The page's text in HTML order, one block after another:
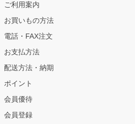
ご利用案内
お買いもの方法
電話・FAX注文
お支払方法
配送方法・納期
ポイント
会員優待
会員登録